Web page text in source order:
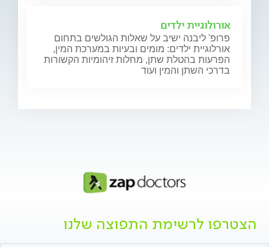
אורולוגיית ילדים
פרופ' ליבנה ישיב על שאלות הגולשים בתחום
אורלוגיית ילדים: מומים ובעיות במערכת המין,
הפרעות בהטלת שתן, מחלות זיהומיות הקשורות
בדרכי השתן והמין ועוד
הצטרפו לרשימת התפוצה שלנו